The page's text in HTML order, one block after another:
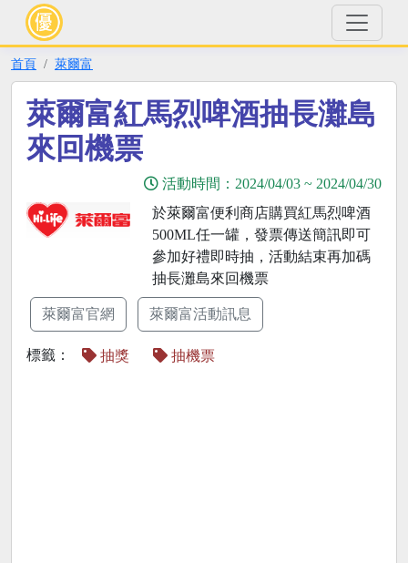
首頁 萊爾富
萊爾富紅馬烈啤酒抽長灘島
來回機票
活動時間： 2024/04/03 ~ 2024/04/30
於萊爾富便利商店購買紅馬烈啤酒
500ML任一罐，發票傳送簡訊即可
參加好禮即時抽，活動結束再加碼
抽長灘島來回機票
萊爾富官網 萊爾富活動訊息
標籤： 抽獎 抽機票